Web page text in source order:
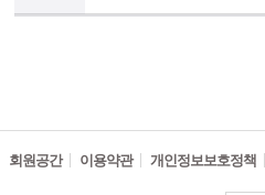
회원공간 이용약관 개인정보보호정책